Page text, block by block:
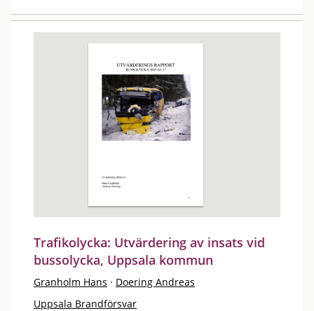
Trafikolycka: Utvärdering av insats vid
bussolycka, Uppsala kommun
Granholm Hans · Doering Andreas
Uppsala Brandförsvar